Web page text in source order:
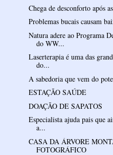
Chega de desconforto após
Problemas bucais causam
Natura adere ao Programa
do WW...
Laserterapia é uma das
do...
A sabedoria que vem do
ESTAÇÃO SAÚDE
DOAÇÃO DE SAPATOS
Especialista ajuda pais que
a...
CASA DA ÁRVORE
FOTOGRÁFICO